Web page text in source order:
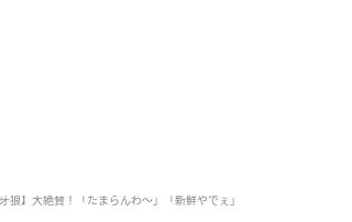
狼】大絶賛！「たまらんわ～」「新鮮やでぇ」